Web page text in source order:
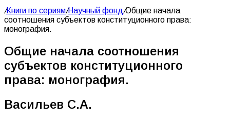
/Книги по сериям/Научный фонд/Общие начала
соотношения субъектов конституционного права:
монография.
Общие начала соотношения
субъектов конституционного
права: монография.
Васильев С.А.